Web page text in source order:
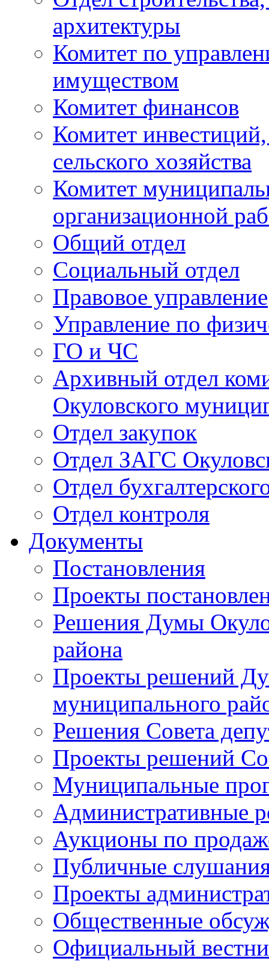
архитектуры
Комитет по
имуществом
Комитет финансов
Комитет
сельского хозяйства
Комитет
организационной
Общий отдел
Социальный отдел
Правовое управление
Управление по
ГО и ЧС
Архивный отдел
Окуловского
Отдел закупок
Отдел ЗАГС
Отдел
Отдел контроля
Документы
Постановления
Проекты
Решения Думы
района
Проекты решений
муниципального
Решения Совета
Проекты решений
Муниципальные
Административные
Аукционы по
Публичные
Проекты
Общественные
Официальный